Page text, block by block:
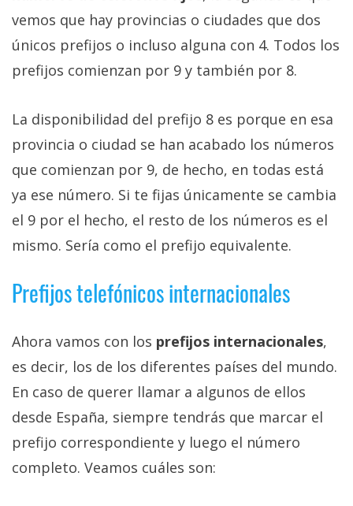
vemos que hay provincias o ciudades que dos
únicos prefijos o incluso alguna con 4. Todos los
prefijos comienzan por 9 y también por 8.
La disponibilidad del prefijo 8 es porque en esa
provincia o ciudad se han acabado los números
que comienzan por 9, de hecho, en todas está
ya ese número. Si te fijas únicamente se cambia
el 9 por el hecho, el resto de los números es el
mismo. Sería como el prefijo equivalente.
Prefijos telefónicos internacionales
Ahora vamos con los prefijos internacionales,
es decir, los de los diferentes países del mundo.
En caso de querer llamar a algunos de ellos
desde España, siempre tendrás que marcar el
prefijo correspondiente y luego el número
completo. Veamos cuáles son: